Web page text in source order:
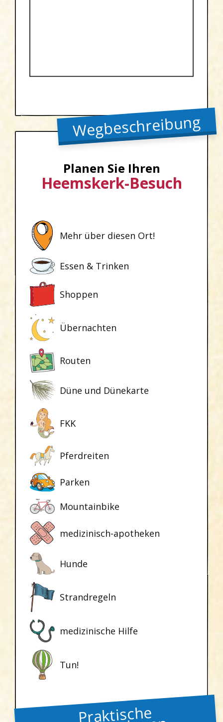
Wegbeschreibung
Planen Sie Ihren
Heemskerk-Besuch
Mehr über diesen Ort!
Essen & Trinken
Shoppen
Übernachten
Routen
Düne und Dünekarte
FKK
Pferdreiten
Parken
Mountainbike
medizinisch-apotheken
Hunde
Strandregeln
medizinische Hilfe
Tun!
Praktische